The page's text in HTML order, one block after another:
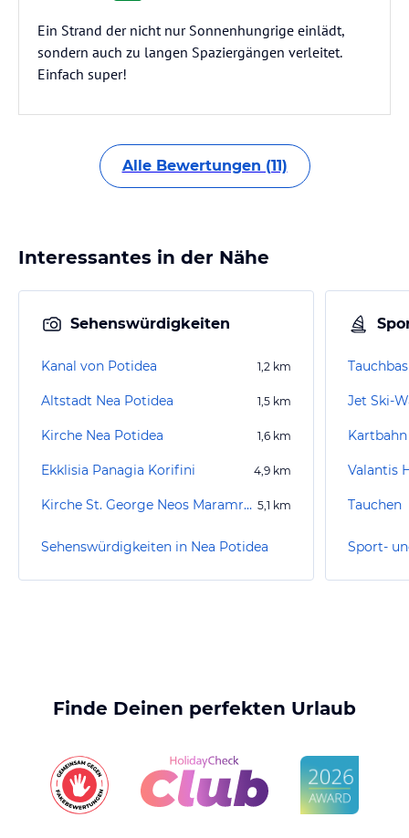
Ein Strand der nicht nur Sonnenhungrige einlädt,
sondern auch zu langen Spaziergängen verleitet.
Einfach super!
Alle Bewertungen (11)
Interessantes in der Nähe
Sehenswürdigkeiten
Kanal von Potidea 1,2 km
Altstadt Nea Potidea 1,5 km
Kirche Nea Potidea 1,6 km
Ekklisia Panagia Korifini 4,9 km
Kirche St. George Neos Maramras 5,1 km
Sehenswürdigkeiten in Nea Potidea
Jet Ski-
Valantis
Tauchen
Finde Deinen perfekten Urlaub